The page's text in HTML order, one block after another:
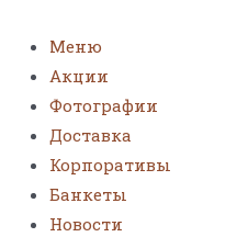
Меню
Акции
Фотографии
Доставка
Корпоративы
Банкеты
Новости